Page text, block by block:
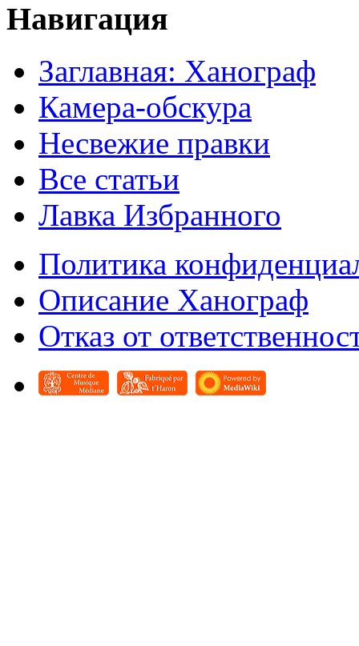
Навигация
Заглавная: Ханограф
Камера-обскура
Несвежие правки
Все статьи
Лавка Избранного
Политика
Описание Ханограф
Отказ от